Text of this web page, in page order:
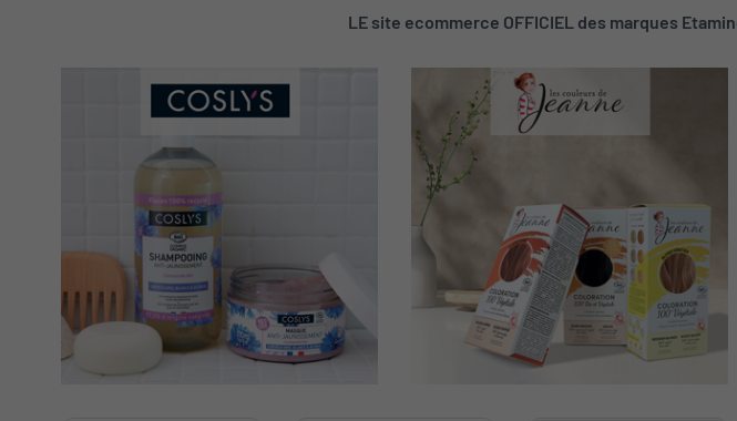
LE site ecommerce OFFICIEL des marques